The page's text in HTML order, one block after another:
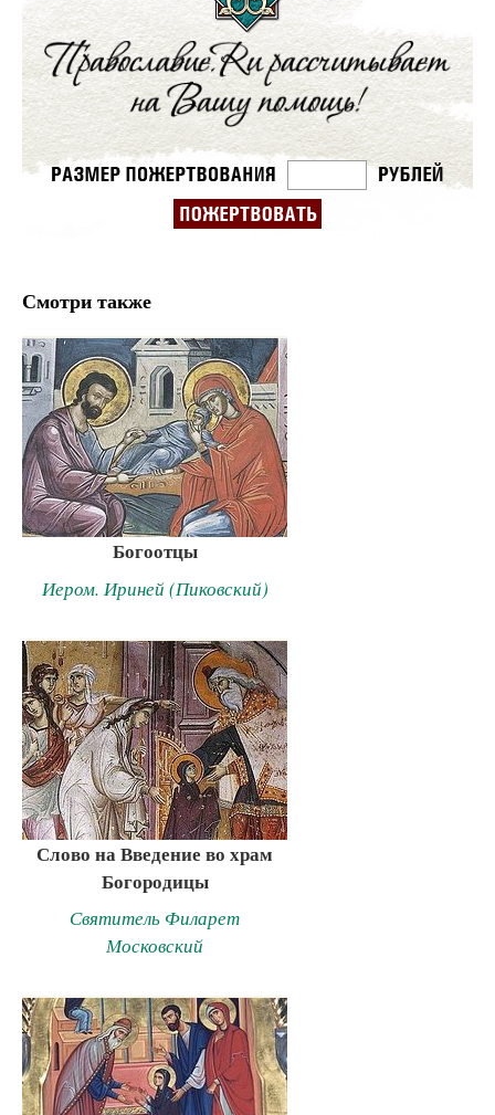
Смотри также
Богоотцы
Иером. Ириней (Пиковский)
Слово на Введение во храм
Богородицы
Святитель Филарет
Московский